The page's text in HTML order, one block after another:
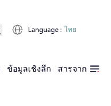
ข้อมูลเชิงลึก สารจาก D
Language : ไทย